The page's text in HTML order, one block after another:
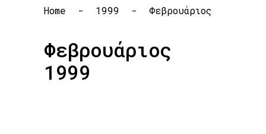
Home - 1999 - Φεβρουάριος
Φεβρουάριος
1999